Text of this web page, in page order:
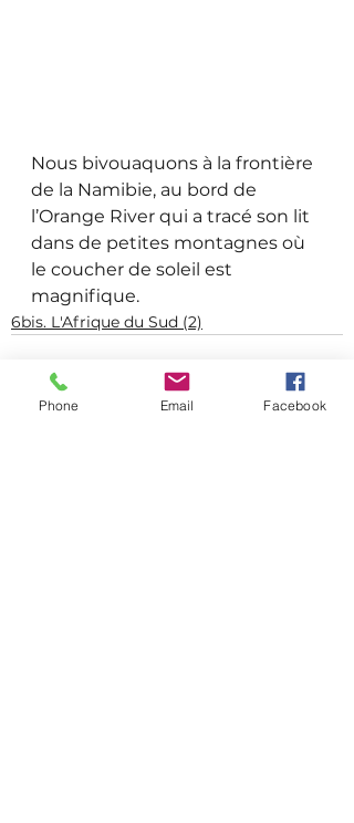
Nous bivouaquons à la frontière
de la Namibie, au bord de
l’Orange River qui a tracé son lit
dans de petites montagnes où
le coucher de soleil est
magnifique.
6bis. L'Afrique du Sud (2)
Phone Email Facebook